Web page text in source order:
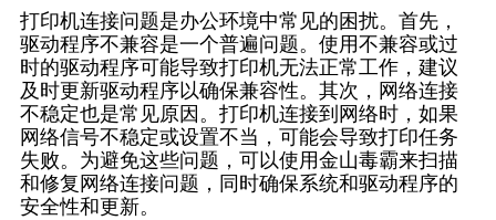
打印机连接问题是办公环境中常见的困扰。首先，
驱动程序不兼容是一个普遍问题。使用不兼容或过
时的驱动程序可能导致打印机无法正常工作，建议
及时更新驱动程序以确保兼容性。其次，网络连接
不稳定也是常见原因。打印机连接到网络时，如果
网络信号不稳定或设置不当，可能会导致打印任务
失败。为避免这些问题，可以使用金山毒霸来扫描
和修复网络连接问题，同时确保系统和驱动程序的
安全性和更新。